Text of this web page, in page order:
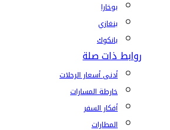
بوخارا
بنغازي
بانكوك
روابط ذات صلة
أدنى أسعار الرحلات
خارطة المسارات
أفكار السفر
المطارات